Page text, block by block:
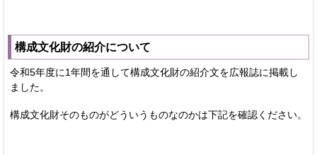
構成文化財の紹介について
令和5年度に1年間を通して構成文化財の紹介文を広報誌に掲載し
ました。
構成文化財そのものがどういうものなのかは下記を確認ください。